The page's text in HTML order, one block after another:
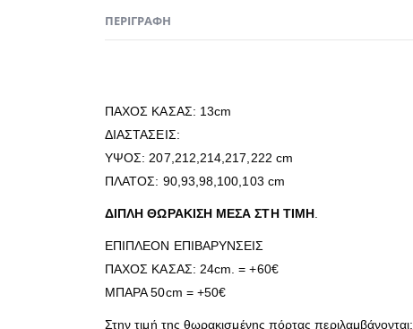
ΠΕΡΙΓΡΑΦΉ
ΠΑΧΟΣ ΚΑΣΑΣ: 13cm
ΔΙΑΣΤΑΣΕΙΣ:
ΥΨΟΣ: 207,212,214,217,222 cm
ΠΛΑΤΟΣ: 90,93,98,100,103 cm
ΔΙΠΛΗ ΘΩΡΑΚΙΣΗ ΜΕΣΑ ΣΤΗ ΤΙΜΗ.
ΕΠΙΠΛΕΟΝ ΕΠΙΒΑΡΥΝΣΕΙΣ
ΠΑΧΟΣ ΚΑΣΑΣ: 24cm. = +60€
ΜΠΑΡΑ 50cm = +50€
Στην τιμή της θωρακισμένης πόρτας περιλαμβάνονται: